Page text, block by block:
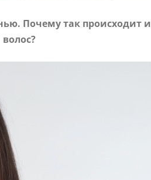
Почему так происходит и